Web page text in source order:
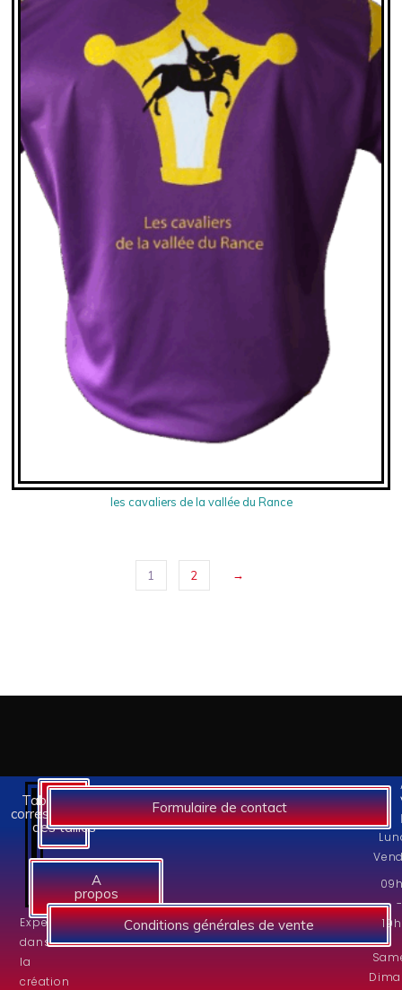
les cavaliers de la vallée du Rance
1 2 →
Experts
dans
la
création
Tableaux des
correspondances
des tailles
A
propos
Formulaire de contact
Conditions générales de vente
-